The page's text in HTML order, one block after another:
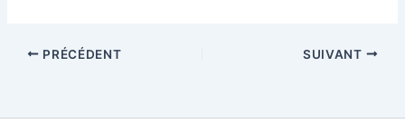
PRÉCÉDENT SUIVANT